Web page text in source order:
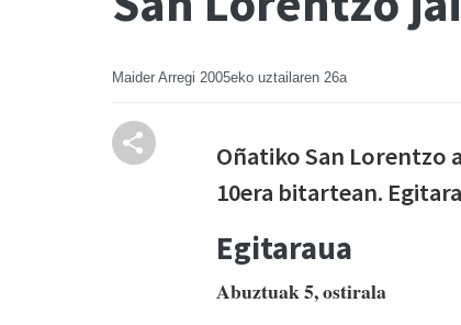
Maider Arregi 2005eko uztailaren 26a
Oñatiko San Lorentzo
10era bitartean.
Egitaraua
Abuztuak 5, ostirala